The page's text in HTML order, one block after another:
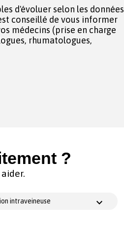
d'évoluer selon les données
conseillé de vous informer
médecins (prise en charge
rhumatologues,
?
intraveineuse